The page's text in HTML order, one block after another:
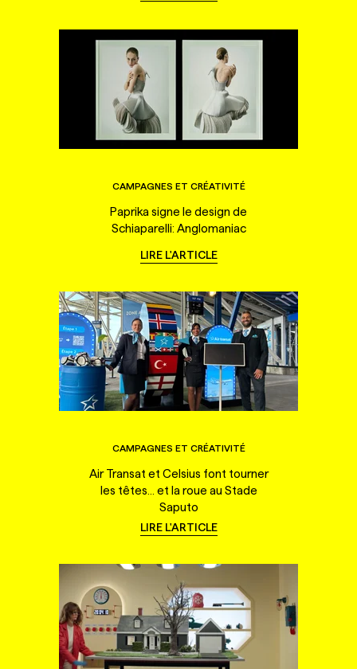
CAMPAGNES ET CRÉATIVITÉ
Paprika signe le design de
Schiaparelli: Anglomaniac
LIRE L'ARTICLE
CAMPAGNES ET CRÉATIVITÉ
Air Transat et Celsius font tourner
les têtes... et la roue au Stade
Saputo
LIRE L'ARTICLE